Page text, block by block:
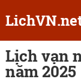
Lịch vạn
năm 2025